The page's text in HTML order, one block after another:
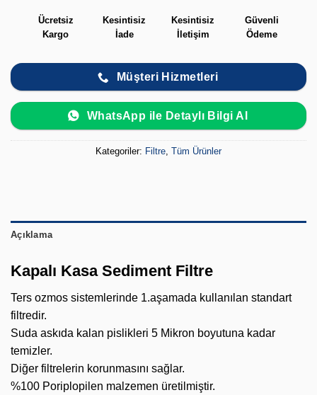
Ücretsiz
Kargo
Kesintisiz
İade
Kesintisiz
İletişim
Güvenli
Ödeme
Müşteri Hizmetleri
WhatsApp ile Detaylı Bilgi Al
Kategoriler: Filtre, Tüm Ürünler
Açıklama
Kapalı Kasa Sediment Filtre
Ters ozmos sistemlerinde 1.aşamada kullanılan standart
filtredir.
Suda askıda kalan pislikleri 5 Mikron boyutuna kadar
temizler.
Diğer filtrelerin korunmasını sağlar.
%100 Poriplopilen malzemen üretilmiştir.